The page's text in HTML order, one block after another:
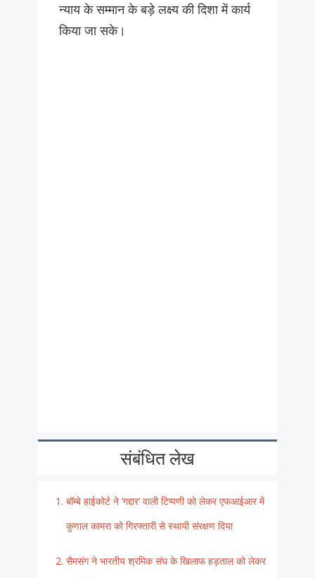
न्याय के सम्मान के बड़े लक्ष्य की दिशा में कार्य
किया जा सके।
संबंधित लेख
बॉम्बे हाईकोर्ट ने ‘गद्दार’ वाली टिप्पणी को लेकर एफआईआर में
कुणाल कामरा को गिरफ्तारी से स्थायी संरक्षण दिया
सैमसंग ने भारतीय श्रमिक संघ के खिलाफ हड़ताल को लेकर